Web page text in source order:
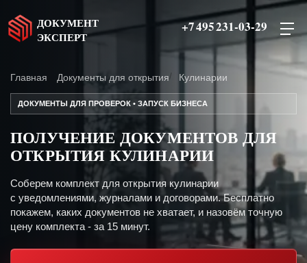
ДОКУМЕНТ
ЭКСПЕРТ
+7 495 231-03-29
Главная Документы для открытия Кулинарии
ДОКУМЕНТЫ ДЛЯ ПРОВЕРОК • ЗАПУСК БИЗНЕСА
ПОЛУЧЕНИЕ ДОКУМЕНТОВ ДЛЯ
ОТКРЫТИЯ КУЛИНАРИИ
Соберем комплект для открытия кулинарии
с уведомлениями, журналами и договорами. Бесплатно
покажем, каких документов не хватает, и назовём точную
цену комплекта - за 15 минут.